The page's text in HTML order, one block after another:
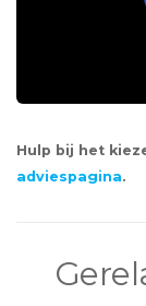
Hulp bij het
adviespagina.